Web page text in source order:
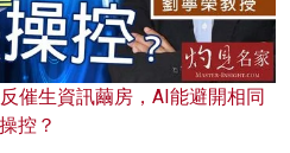
催生資訊繭房，AI能避開相同
控？